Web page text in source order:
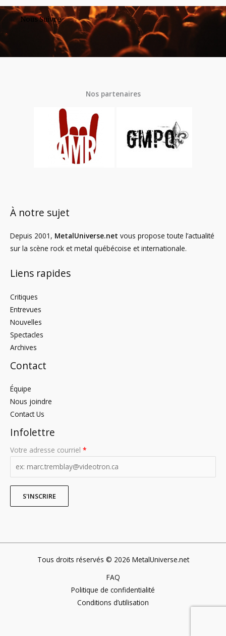
Nous Suivre
Nos partenaires
À notre sujet
Depuis 2001, MetalUniverse.net vous propose toute l’actualité
sur la scène rock et metal québécoise et internationale.
Liens rapides
Critiques
Entrevues
Nouvelles
Spectacles
Archives
Contact
Équipe
Nous joindre
Contact Us
Infolettre
Votre adresse courriel *
Tous droits réservés © 2026 MetalUniverse.net
FAQ
Politique de confidentialité
Conditions d’utilisation